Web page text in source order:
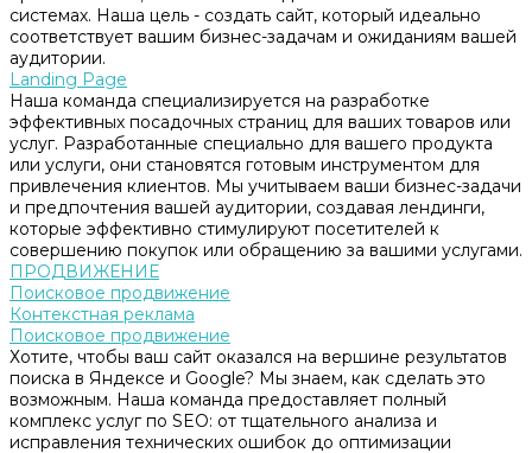
системах. Наша цель - создать сайт, который идеально
соответствует вашим бизнес-задачам и ожиданиям вашей
аудитории.
Landing Page
Наша команда специализируется на разработке
эффективных посадочных страниц для ваших товаров или
услуг. Разработанные специально для вашего продукта
или услуги, они становятся готовым инструментом для
привлечения клиентов. Мы учитываем ваши бизнес-задачи
и предпочтения вашей аудитории, создавая лендинги,
которые эффективно стимулируют посетителей к
совершению покупок или обращению за вашими услугами.
ПРОДВИЖЕНИЕ
Поисковое продвижение
Контекстная реклама
Поисковое продвижение
Хотите, чтобы ваш сайт оказался на вершине результатов
поиска в Яндексе и Google? Мы знаем, как сделать это
возможным. Наша команда предоставляет полный
комплекс услуг по SEO: от тщательного анализа и
исправления технических ошибок до оптимизации